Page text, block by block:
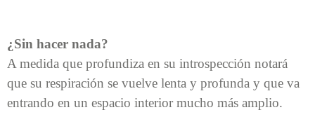
¿Sin hacer nada?
A medida que profundiza en su introspección notará
que su respiración se vuelve lenta y profunda y que va
entrando en un espacio interior mucho más amplio.